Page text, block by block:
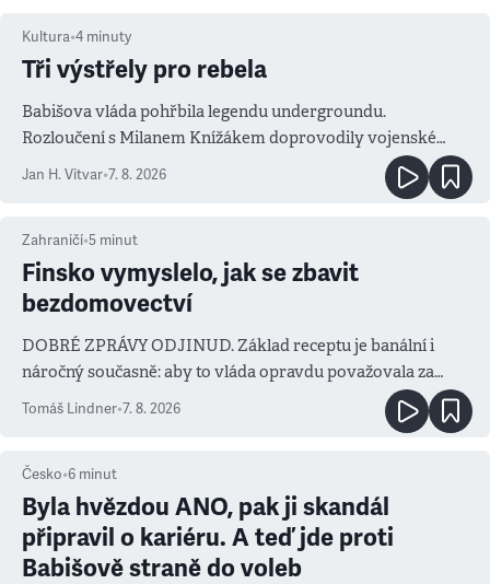
Kultura•4 minuty
Tři výstřely pro rebela
Babišova vláda pohřbila legendu undergroundu.
Rozloučení s Milanem Knížákem doprovodily vojenské
salvy i kritika pokrokářů
Jan H. Vitvar•7. 8. 2026
Zahraničí•5 minut
Finsko vymyslelo, jak se zbavit
bezdomovectví
DOBRÉ ZPRÁVY ODJINUD. Základ receptu je banální i
náročný současně: aby to vláda opravdu považovala za
prioritu
Tomáš Lindner•7. 8. 2026
Česko•6 minut
Byla hvězdou ANO, pak ji skandál
připravil o kariéru. A teď jde proti
Babišově straně do voleb